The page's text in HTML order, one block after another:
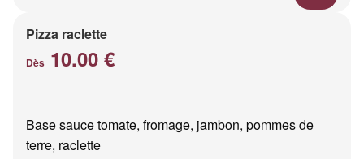
Pizza raclette
Dès 10.00 €
Base sauce tomate, fromage, jambon, pommes de
terre, raclette